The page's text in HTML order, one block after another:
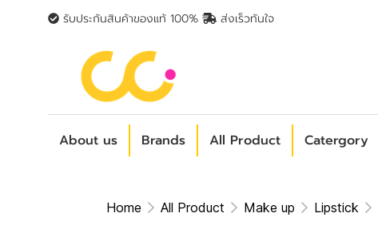
รับประกันสินค้าของแท้ 100% ส่งเร็วทันใจ
About us Brands All Product Catergory
Home All Product Make up Lipstick